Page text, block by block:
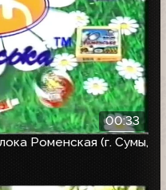
00:33
Роменская (г. Сумы,